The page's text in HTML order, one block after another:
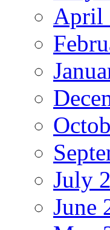
April
July
June